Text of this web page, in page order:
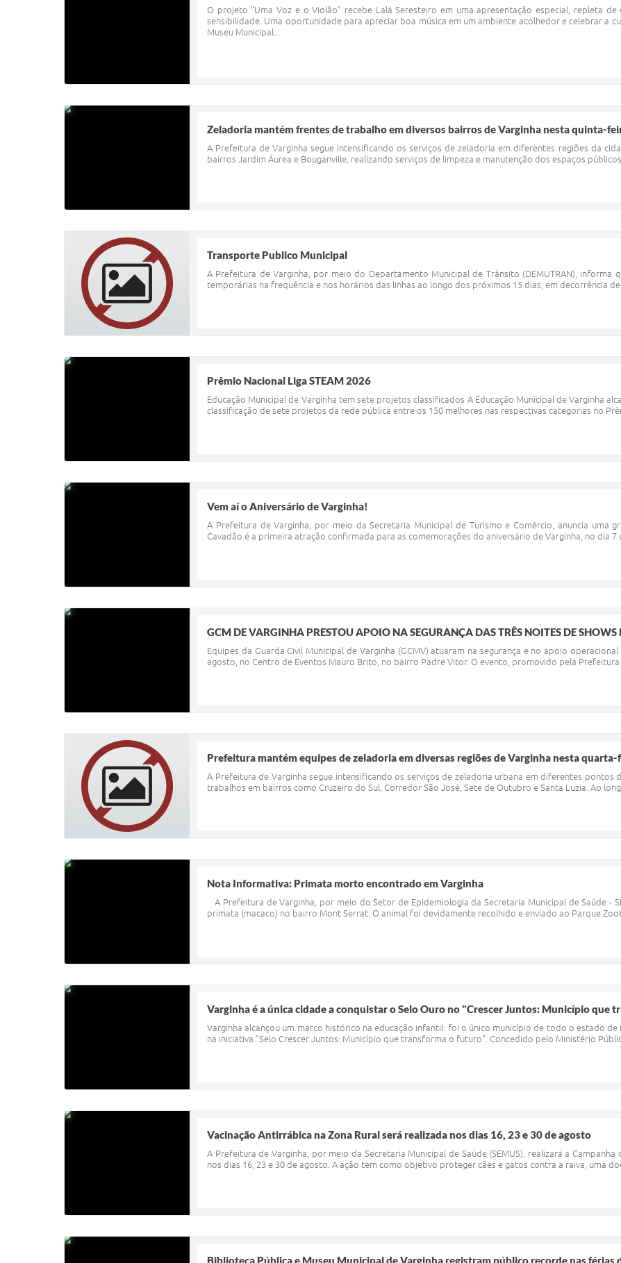
O projeto "Uma Voz e o Violão" recebe Lalá Seresteiro em uma apresentação especial, repleta de
sensibilidade. Uma oportunidade para apreciar boa música em um ambiente acolhedor e celebrar a
Museu Municipal...
Zeladoria mantém frentes de trabalho em diversos bairros de Varginha nesta quinta-
A Prefeitura de Varginha segue intensificando os serviços de zeladoria em diferentes regiões da
bairros Jardim Áurea e Bouganville, realizando serviços de limpeza e manutenção dos espaços
Transporte Publico Municipal
A Prefeitura de Varginha, por meio do Departamento Municipal de Trânsito (DEMUTRAN),
temporárias na frequência e nos horários das linhas ao longo dos próximos 15 dias, em decorrência
Prêmio Nacional Liga STEAM 2026
Educação Municipal de Varginha tem sete projetos classificados A Educação Municipal de Varginha
classificação de sete projetos da rede pública entre os 150 melhores nas respectivas categorias no
Vem aí o Aniversário de Varginha!
A Prefeitura de Varginha, por meio da Secretaria Municipal de Turismo e Comércio, anuncia uma
Cavadão é a primeira atração confirmada para as comemorações do aniversário de Varginha, no dia 7
GCM DE VARGINHA PRESTOU APOIO NA SEGURANÇA DAS TRÊS NOITES DE
Equipes da Guarda Civil Municipal de Varginha (GCMV) atuaram na segurança e no apoio
agosto, no Centro de Eventos Mauro Brito, no bairro Padre Vitor. O evento, promovido pela Prefeitura
Prefeitura mantém equipes de zeladoria em diversas regiões de Varginha nesta quarta-
A Prefeitura de Varginha segue intensificando os serviços de zeladoria urbana em diferentes pontos
trabalhos em bairros como Cruzeiro do Sul, Corredor São José, Sete de Outubro e Santa Luzia. Ao
Nota Informativa: Primata morto encontrado em Varginha
A Prefeitura de Varginha, por meio do Setor de Epidemiologia da Secretaria Municipal de Saúde -
primata (macaco) no bairro Mont Serrat. O animal foi devidamente recolhido e enviado ao Parque
Varginha é a única cidade a conquistar o Selo Ouro no "Crescer Juntos: Município que
Varginha alcançou um marco histórico na educação infantil: foi o único município de todo o estado de
na iniciativa "Selo Crescer Juntos: Município que transforma o futuro". Concedido pelo Ministério
Vacinação Antirrábica na Zona Rural será realizada nos dias 16, 23 e 30 de agosto
A Prefeitura de Varginha, por meio da Secretaria Municipal de Saúde (SEMUS), realizará a
nos dias 16, 23 e 30 de agosto. A ação tem como objetivo proteger cães e gatos contra a raiva, uma
Biblioteca Pública e Museu Municipal de Varginha registram público recorde nas férias